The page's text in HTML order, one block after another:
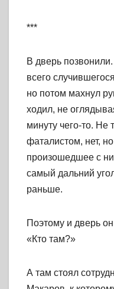
***
В дверь
всего
но потом махнул
ходил, не
минуту чего-то. Не
фаталистом, нет,
произошедшее с
самый дальний
раньше.
Поэтому и дверь
«Кто там?»
А там стоял